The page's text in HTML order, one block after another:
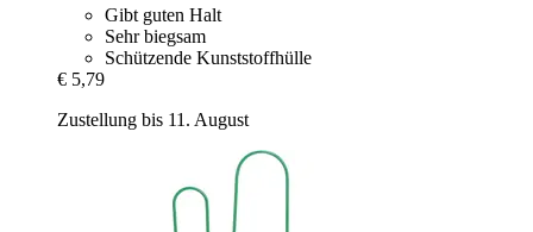
Gibt guten Halt
Sehr biegsam
Schützende Kunststoffhülle
€ 5,79
Zustellung bis 11. August